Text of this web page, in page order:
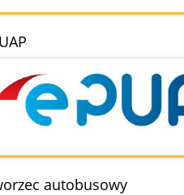
autobusowy